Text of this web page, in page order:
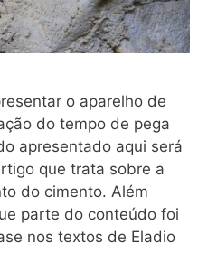
o aparelho de
do tempo de pega
apresentado aqui será
que trata sobre a
do cimento. Além
parte do conteúdo foi
nos textos de Eladio